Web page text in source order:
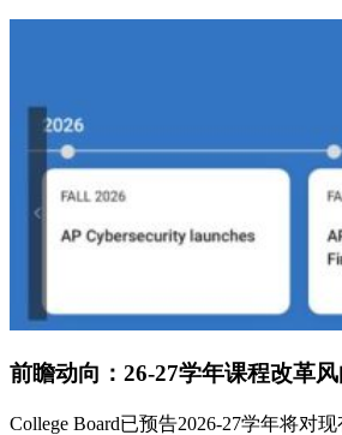
前瞻动向：26-27学年课程改革风
College Board已预告2026-27学年将对